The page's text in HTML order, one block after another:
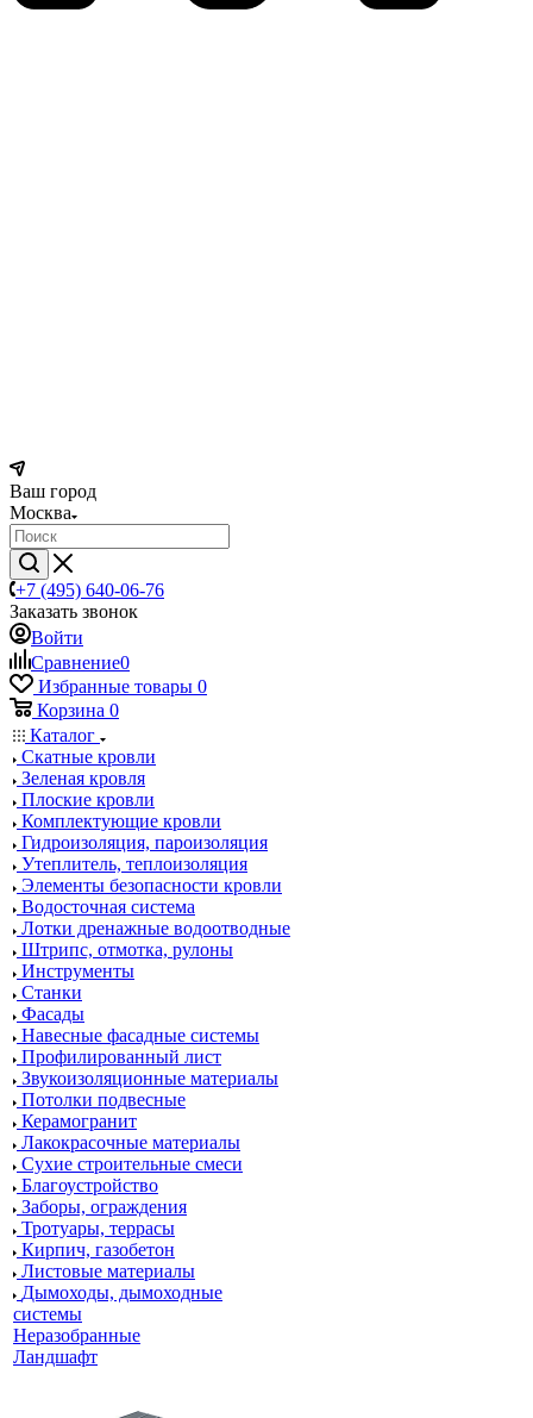
Ваш город
Москва
+7 (495) 640-06-76
Заказать звонок
Войти
Сравнение0
Избранные товары 0
Корзина 0
Каталог
Скатные кровли
Зеленая кровля
Плоские кровли
Комплектующие кровли
Гидроизоляция, пароизоляция
Утеплитель, теплоизоляция
Элементы безопасности кровли
Водосточная система
Лотки дренажные водоотводные
Штрипс, отмотка, рулоны
Инструменты
Станки
Фасады
Навесные фасадные системы
Профилированный лист
Звукоизоляционные материалы
Потолки подвесные
Керамогранит
Лакокрасочные материалы
Сухие строительные смеси
Благоустройство
Заборы, ограждения
Тротуары, террасы
Кирпич, газобетон
Листовые материалы
Дымоходы, дымоходные
системы
Неразобранные
Ландшафт